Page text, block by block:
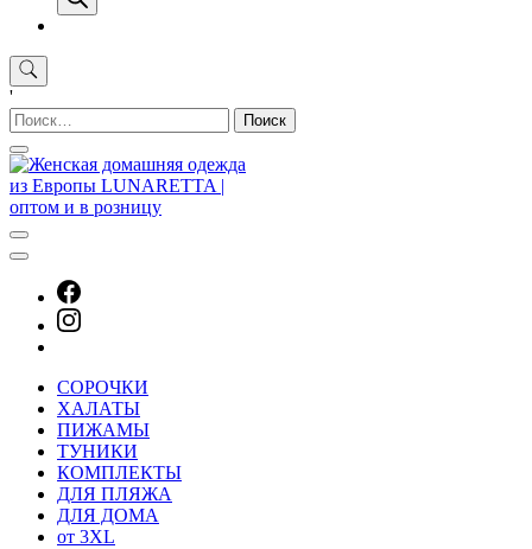
'
Найти:
СОРОЧКИ
ХАЛАТЫ
ПИЖАМЫ
ТУНИКИ
КОМПЛЕКТЫ
ДЛЯ ПЛЯЖА
ДЛЯ ДОМА
от 3XL